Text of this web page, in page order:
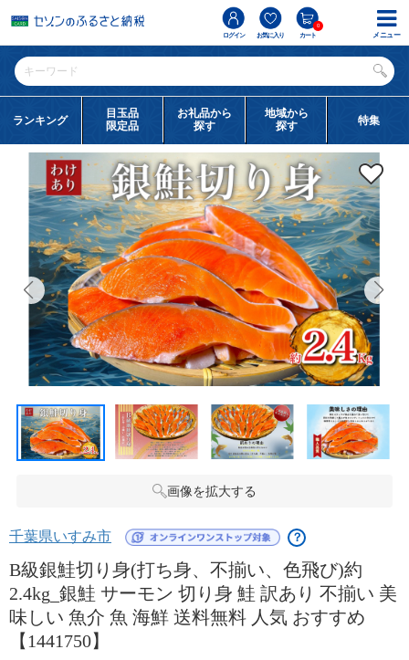
ログイン お気に入り カート
0
ランキング
目玉品
限定品
お礼品から
探す
地域から
探す
特集
画像を拡大する
千葉県いすみ市 ？
B級銀鮭切り身(打ち身、不揃い、色飛び)約
2.4kg_銀鮭 サーモン 切り身 鮭 訳あり 不揃い 美
味しい 魚介 魚 海鮮 送料無料 人気 おすすめ
【1441750】
メニュー